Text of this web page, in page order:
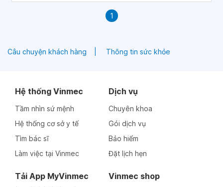
1
Câu chuyện khách hàng Thông tin sức khỏe
Hệ thống Vinmec
Tầm nhìn sứ mệnh
Hệ thống cơ sở y tế
Tìm bác sĩ
Làm việc tại Vinmec
Dịch vụ
Chuyên khoa
Gói dịch vụ
Bảo hiểm
Đặt lịch hẹn
Tải App MyVinmec Vinmec shop